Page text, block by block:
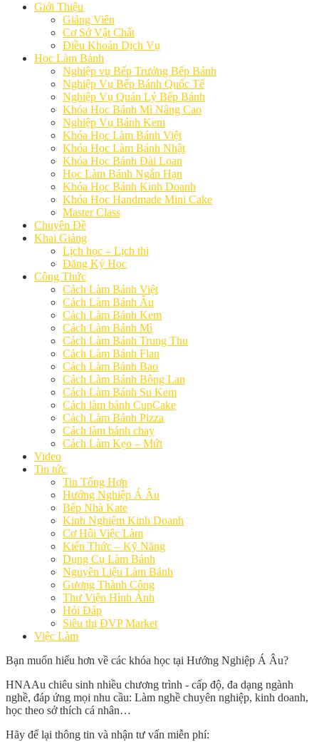
Giới Thiệu
Giảng Viên
Cơ Sở Vật Chất
Điều Khoản Dịch Vụ
Học Làm Bánh
Nghiệp vụ Bếp Trưởng Bếp Bánh
Nghiệp Vụ Bếp Bánh Quốc Tế
Nghiệp Vụ Quản Lý Bếp Bánh
Khóa Học Bánh Mì Nâng Cao
Nghiệp Vụ Bánh Kem
Khóa Học Làm Bánh Việt
Khóa Học Làm Bánh Nhật
Khóa Học Bánh Đài Loan
Học Làm Bánh Ngắn Hạn
Khóa Học Bánh Kinh Doanh
Khóa Học Handmade Mini Cake
Master Class
Chuyên Đề
Khai Giảng
Lịch học – Lịch thi
Đăng Ký Học
Công Thức
Cách Làm Bánh Việt
Cách Làm Bánh Âu
Cách Làm Bánh Kem
Cách Làm Bánh Mì
Cách Làm Bánh Trung Thu
Cách Làm Bánh Flan
Cách Làm Bánh Bao
Cách Làm Bánh Bông Lan
Cách Làm Bánh Su Kem
Cách làm bánh CupCake
Cách Làm Bánh Pizza
Cách làm bánh chay
Cách Làm Kẹo – Mứt
Video
Tin tức
Tin Tổng Hợp
Hướng Nghiệp Á Âu
Bếp Nhà Kate
Kinh Nghiệm Kinh Doanh
Cơ Hội Việc Làm
Kiến Thức – Kỹ Năng
Dụng Cụ Làm Bánh
Nguyên Liệu Làm Bánh
Gương Thành Công
Thư Viện Hình Ảnh
Hỏi Đáp
Siêu thị ĐVP Market
Việc Làm
Bạn muốn hiểu hơn về các khóa học tại Hướng Nghiệp Á Âu?
HNAAu chiêu sinh nhiều chương trình - cấp độ, đa dạng ngành
nghề, đáp ứng mọi nhu cầu: Làm nghề chuyên nghiệp, kinh doanh,
học theo sở thích cá nhân…
Hãy để lại thông tin và nhận tư vấn miễn phí: